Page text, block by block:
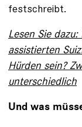
festschreibt.
Lesen Sie
assistierten
Hürden sein?
unterschiedlich
Und was